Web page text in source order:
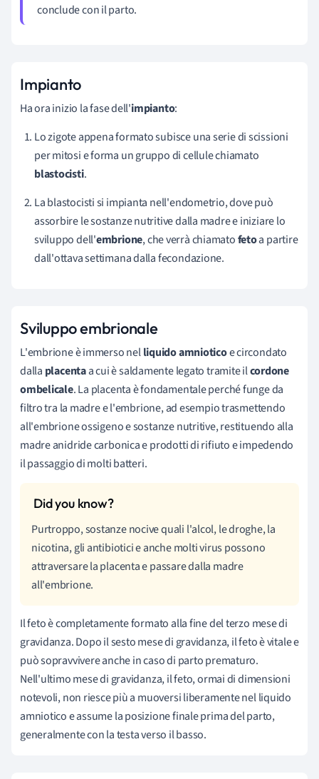
conclude con il parto.
Impianto
Ha ora inizio la fase dell'impianto:
Lo zigote appena formato subisce una serie di scissioni
per mitosi e forma un gruppo di cellule chiamato
blastocisti.
La blastocisti si impianta nell'endometrio, dove può
assorbire le sostanze nutritive dalla madre e iniziare lo
sviluppo dell'embrione, che verrà chiamatofetoa partire
dall'ottava settimana dalla fecondazione.
Sviluppo embrionale
L'embrione è immerso nelliquido amnioticoe circondato
dalla placentaa cui è saldamente legato tramite ilcordone
ombelicale. La placenta è fondamentale perché funge da
filtro tra la madre e l'embrione, ad esempio trasmettendo
all'embrione ossigeno e sostanze nutritive, restituendo alla
madre anidride carbonica e prodotti di rifiuto e impedendo
il passaggio di molti batteri.
Purtroppo, sostanze nocive quali l'alcol, le droghe, la
nicotina, gli antibiotici e anche molti virus possono
attraversare la placenta e passare dalla madre
all'embrione.
Il feto è completamente formato alla fine del terzo mese di
gravidanza. Dopo il sesto mese di gravidanza, il feto è vitale e
può sopravvivere anche in caso di parto prematuro.
Nell'ultimo mese di gravidanza, il feto, ormai di dimensioni
notevoli, non riesce più a muoversi liberamente nel liquido
amniotico e assume la posizione finale prima del parto,
generalmente con la testa verso il basso.